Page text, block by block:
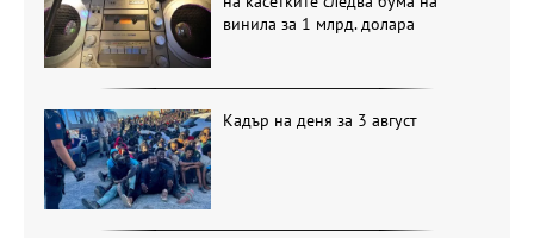
винила за 1 млрд. долара
Кадър на деня за 3 август